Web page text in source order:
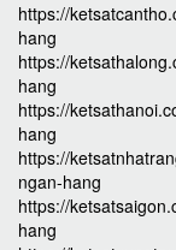
https://
hang
https://
hang
https://
hang
https://
ngan-hang
https://
hang